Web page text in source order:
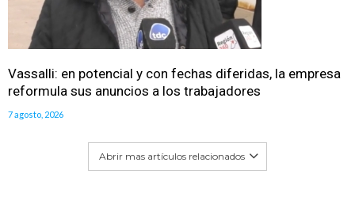
Vassalli: en potencial y con fechas diferidas, la empresa
reformula sus anuncios a los trabajadores
7 agosto, 2026
Abrir mas artículos relacionados